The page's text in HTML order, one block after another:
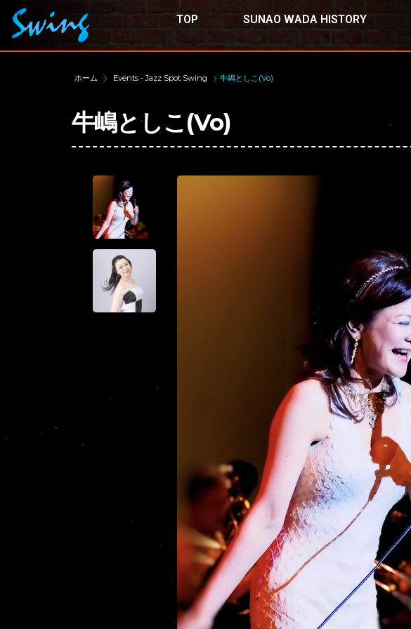
TOP SUNAO WADA HISTORY
ホーム Events - Jazz Spot Swing 牛嶋としこ(Vo)
牛嶋としこ(Vo)